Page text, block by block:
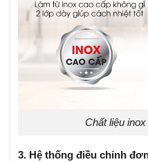
Chất liệu
3. Hệ thống điều chỉnh